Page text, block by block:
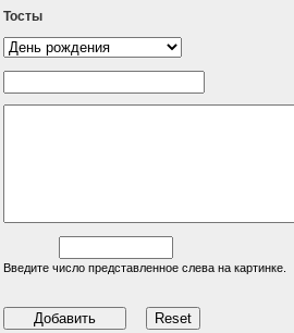
Тосты
Введите число представленное слева на картинке.